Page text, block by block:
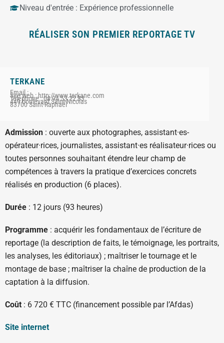
Niveau d'entrée : Expérience professionnelle
RÉALISER SON PREMIER REPORTAGE TV
TERKANE
Email :
Site web : http://www.terkane.com
Téléphone : 04 94 53 22 83
449 boulevard Saint-Nicolas
83700 Saint-Raphaël
Admission : ouverte aux photographes, assistant·es-
opérateur·rices, journalistes, assistant·es réalisateur·rices ou
toutes personnes souhaitant étendre leur champ de
compétences à travers la pratique d’exercices concrets
réalisés en production (6 places).
Durée : 12 jours (93 heures)
Programme : acquérir les fondamentaux de l’écriture de
reportage (la description de faits, le témoignage, les portraits,
les analyses, les éditoriaux) ; maîtriser le tournage et le
montage de base ; maîtriser la chaîne de production de la
captation à la diffusion.
Coût : 6 720 € TTC (financement possible par l’Afdas)
Site internet